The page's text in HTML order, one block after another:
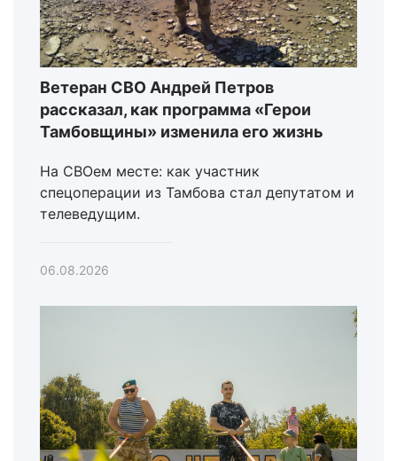
Ветеран СВО Андрей Петров
рассказал, как программа «Герои
Тамбовщины» изменила его жизнь
На СВОем месте: как участник
спецоперации из Тамбова стал депутатом и
телеведущим.
06.08.2026